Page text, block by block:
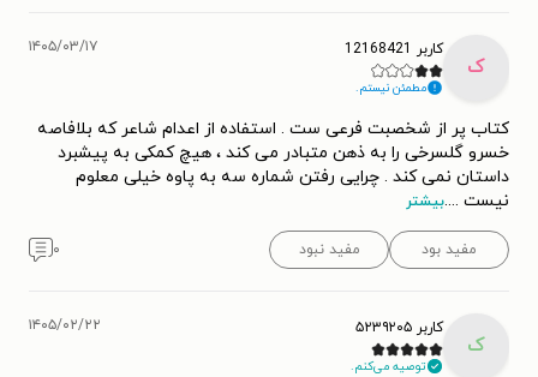
ک
کاربر 12168421
مطمئن نیستم.
۱۴۰۵/۰۳/۱۷
کتاب پر از شخصبت فرعی ست . استفاده از اعدام شاعر که بلافاصه
خسرو گلسرخی را به ذهن متبادر می کند ، هیچ کمکی به پیشبرد
داستان نمی کند . چرایی رفتن شماره سه به پاوه خیلی معلوم
نیست ....بیشتر
مفید بود مفید نبود ۰
ک
کاربر ۵۲۳۹۲۰۵
توصیه می‌کنم.
۱۴۰۵/۰۲/۲۲